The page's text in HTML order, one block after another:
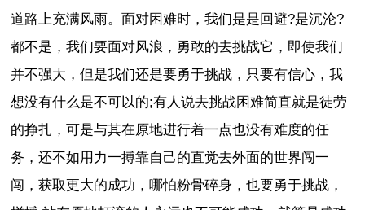
道路上充满风雨。面对困难时，我们是是回避?是沉沦?
都不是，我们要面对风浪，勇敢的去挑战它，即使我们
并不强大，但是我们还是要勇于挑战，只要有信心，我
想没有什么是不可以的;有人说去挑战困难简直就是徒劳
的挣扎，可是与其在原地进行着一点也没有难度的任
务，还不如用力一搏靠自己的直觉去外面的世界闯一
闯，获取更大的成功，哪怕粉骨碎身，也要勇于挑战，